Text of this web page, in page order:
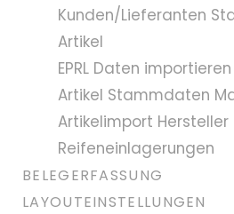
Kunden/Lieferanten
Artikel
EPRL Daten importieren
Artikel Stammdaten
Artikelimport Hersteller
Reifeneinlagerungen
BELEGERFASSUNG
LAYOUTEINSTELLUNGEN